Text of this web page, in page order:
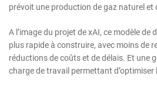
prévoit une production de gaz naturel et
A l’image du projet de xAI, ce modèle de
plus rapide à construire, avec moins de
réductions de coûts et de délais. Et une
charge de travail permettant